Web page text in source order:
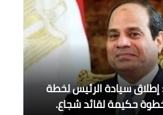
إطلاق سيادة الرئيس لخطة
حكيمة لقائد شجاع.
يواصل جهود دمج أبناء
في التنمية الزراعية
يستقبل وفدا من
الانبا تادرس
الكتاب تزور آثار تل
يستقبل نائب رئيس